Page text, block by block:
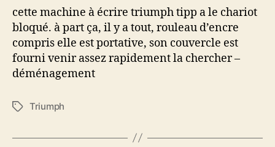
machine
à
écrire
triumph
tipp
cette machine à écrire triumph tipp a le chariot
bloqué. à part ça, il y a tout, rouleau d’encre
compris elle est portative, son couvercle est
fourni venir assez rapidement la chercher –
déménagement
Étiquettes
Triumph